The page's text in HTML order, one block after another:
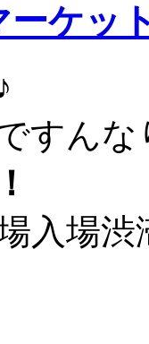
ーケッ
すん
入場